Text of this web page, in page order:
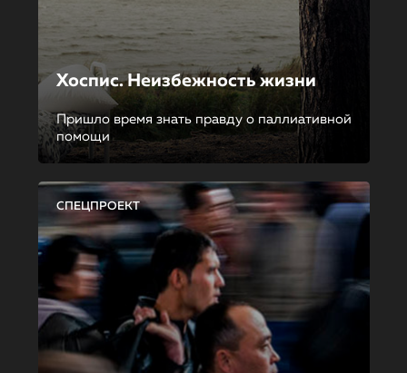
Хоспис. Неизбежность жизни
Пришло время знать правду о паллиативной
помощи
СПЕЦПРОЕКТ